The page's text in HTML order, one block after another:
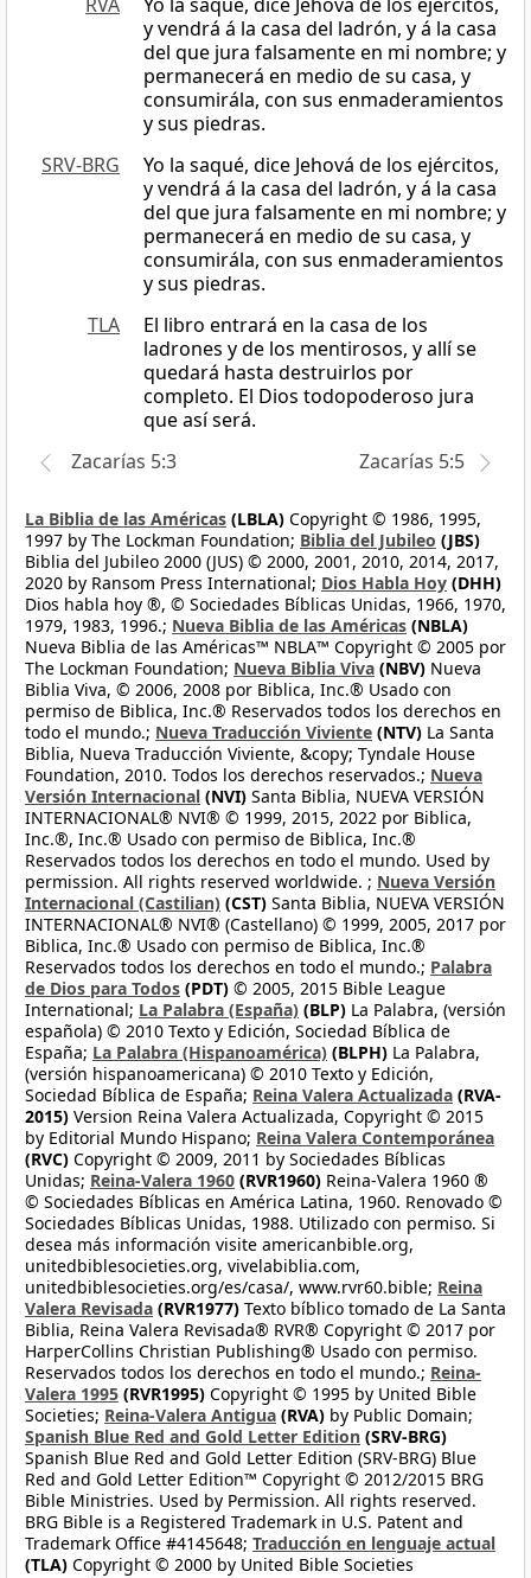
y vendrá á la casa del ladrón, y á la casa
del que jura falsamente en mi nombre; y
permanecerá en medio de su casa, y
consumirála, con sus enmaderamientos
y sus piedras.
SRV-BRG
Yo la saqué, dice Jehová de los ejércitos,
y vendrá á la casa del ladrón, y á la casa
del que jura falsamente en mi nombre; y
permanecerá en medio de su casa, y
consumirála, con sus enmaderamientos
y sus piedras.
TLA
El libro entrará en la casa de los
ladrones y de los mentirosos, y allí se
quedará hasta destruirlos por
completo. El Dios todopoderoso jura
que así será.
Zacarías 5:3
Zacarías 5:5
La Biblia de las Américas (LBLA) Copyright © 1986, 1995,
1997 by The Lockman Foundation; Biblia del Jubileo (JBS)
Biblia del Jubileo 2000 (JUS) © 2000, 2001, 2010, 2014, 2017,
2020 by Ransom Press International; Dios Habla Hoy (DHH)
Dios habla hoy ®, © Sociedades Bíblicas Unidas, 1966, 1970,
1979, 1983, 1996.; Nueva Biblia de las Américas (NBLA)
Nueva Biblia de las Américas™ NBLA™ Copyright © 2005 por
The Lockman Foundation; Nueva Biblia Viva (NBV) Nueva
Biblia Viva, © 2006, 2008 por Biblica, Inc.® Usado con
permiso de Biblica, Inc.® Reservados todos los derechos en
todo el mundo.; Nueva Traducción Viviente (NTV) La Santa
Biblia, Nueva Traducción Viviente, &copy; Tyndale House
Foundation, 2010. Todos los derechos reservados.; Nueva
Versión Internacional (NVI) Santa Biblia, NUEVA VERSIÓN
INTERNACIONAL® NVI® © 1999, 2015, 2022 por Biblica,
Inc.®, Inc.® Usado con permiso de Biblica, Inc.®
Reservados todos los derechos en todo el mundo. Used by
permission. All rights reserved worldwide. ; Nueva Versión
Internacional (Castilian) (CST) Santa Biblia, NUEVA VERSIÓN
INTERNACIONAL® NVI® (Castellano) © 1999, 2005, 2017 por
Biblica, Inc.® Usado con permiso de Biblica, Inc.®
Reservados todos los derechos en todo el mundo.; Palabra
de Dios para Todos (PDT) © 2005, 2015 Bible League
International; La Palabra (España) (BLP) La Palabra, (versión
española) © 2010 Texto y Edición, Sociedad Bíblica de
España; La Palabra (Hispanoamérica) (BLPH) La Palabra,
(versión hispanoamericana) © 2010 Texto y Edición,
Sociedad Bíblica de España; Reina Valera Actualizada (RVA-
2015) Version Reina Valera Actualizada, Copyright © 2015
by Editorial Mundo Hispano; Reina Valera Contemporánea
(RVC) Copyright © 2009, 2011 by Sociedades Bíblicas
Unidas; Reina-Valera 1960 (RVR1960) Reina-Valera 1960 ®
© Sociedades Bíblicas en América Latina, 1960. Renovado ©
Sociedades Bíblicas Unidas, 1988. Utilizado con permiso. Si
desea más información visite americanbible.org,
unitedbiblesocieties.org, vivelabiblia.com,
unitedbiblesocieties.org/es/casa/, www.rvr60.bible; Reina
Valera Revisada (RVR1977) Texto bíblico tomado de La Santa
Biblia, Reina Valera Revisada® RVR® Copyright © 2017 por
HarperCollins Christian Publishing® Usado con permiso.
Reservados todos los derechos en todo el mundo.; Reina-
Valera 1995 (RVR1995) Copyright © 1995 by United Bible
Societies; Reina-Valera Antigua (RVA) by Public Domain;
Spanish Blue Red and Gold Letter Edition (SRV-BRG)
Spanish Blue Red and Gold Letter Edition (SRV-BRG) Blue
Red and Gold Letter Edition™ Copyright © 2012/2015 BRG
Bible Ministries. Used by Permission. All rights reserved.
BRG Bible is a Registered Trademark in U.S. Patent and
Trademark Office #4145648; Traducción en lenguaje actual
(TLA) Copyright © 2000 by United Bible Societies